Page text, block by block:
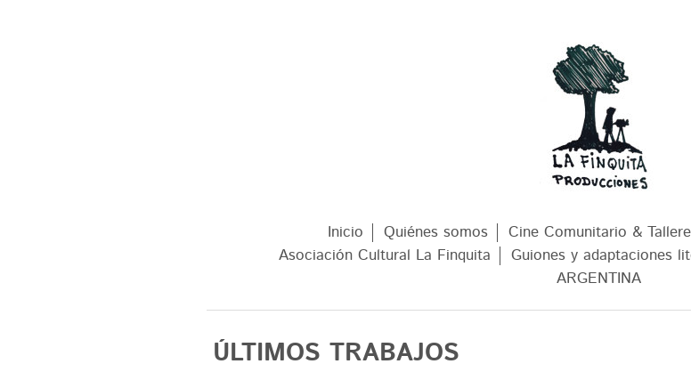
Inicio Quiénes somos Cine Comunitario &
Asociación Cultural La Finquita
Guiones y adaptaciones
ARGENTINA
ÚLTIMOS